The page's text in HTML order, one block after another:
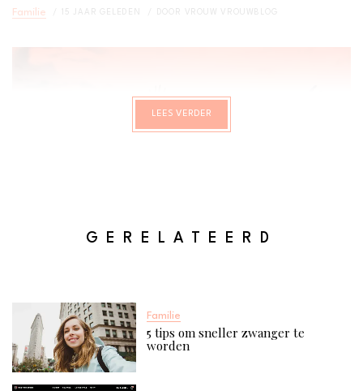
Familie 15 JAAR GELEDEN DOOR VROUW VROUWBLOG
LEES VERDER
GERELATEERD
Familie
5 tips om sneller zwanger te
worden